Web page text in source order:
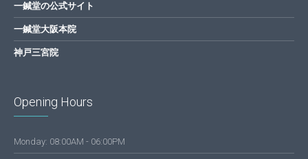
一鍼堂の公式サイト
一鍼堂大阪本院
神戸三宮院
Opening Hours
Monday: 08:00AM - 06:00PM